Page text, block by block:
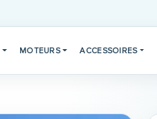
MOTEURS ACCESSOIRES